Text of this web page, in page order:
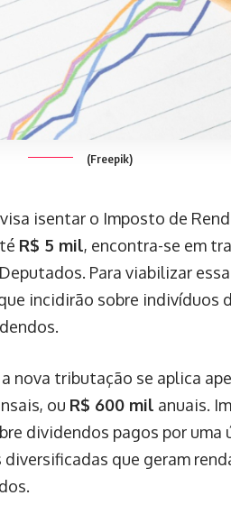
(Freepik)
isentar o Imposto de
R$ 5 mil, encontra-se em
Para viabilizar
incidirão sobre indivíduos
nova tributação se aplica
ou R$ 600 mil anuais.
dividendos pagos por uma
que geram